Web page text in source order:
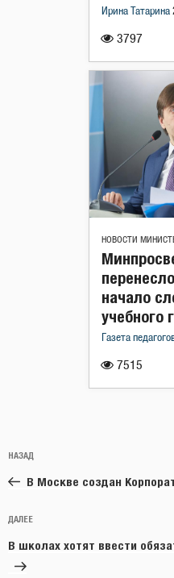
3797
Ирина Татарина
НОВОСТИ
7515
начало
учебного
Газета
по
записям
Предыдущая
запись:
НАЗАД
В Москве создан
Следующая
запись
ДАЛЕЕ
В школах хотят ввести